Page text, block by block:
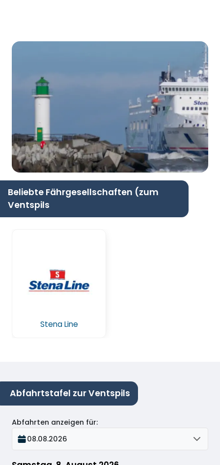
Beliebte Fährgesellschaften (zum
Ventspils
Stena Line
Abfahrtstafel zur Ventspils
Abfahrten anzeigen für:
08.08.2026